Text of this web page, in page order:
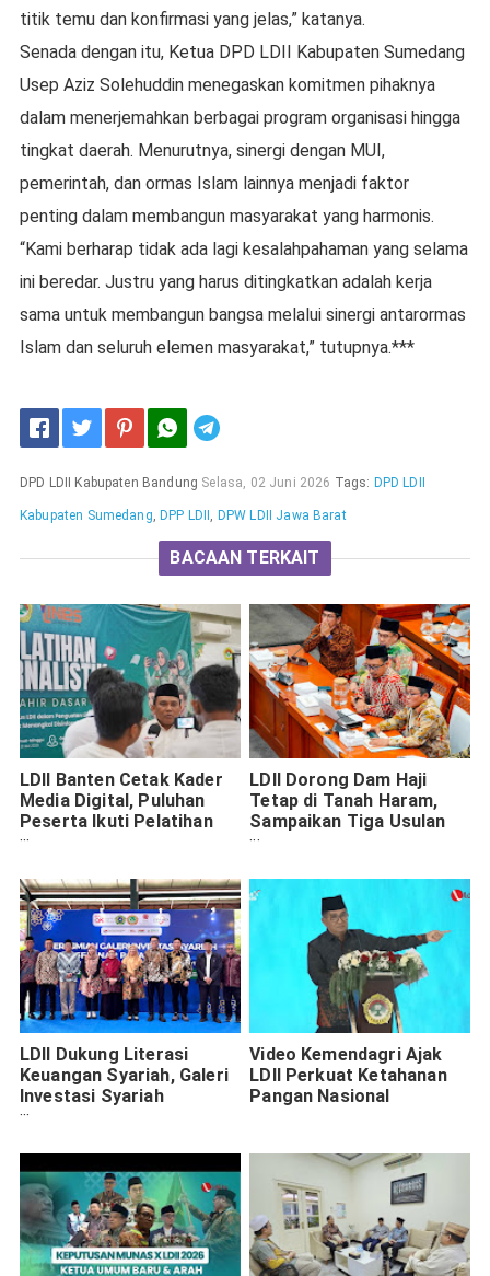
titik temu dan konfirmasi yang jelas,” katanya.
Senada dengan itu, Ketua DPD LDII Kabupaten Sumedang
Usep Aziz Solehuddin menegaskan komitmen pihaknya
dalam menerjemahkan berbagai program organisasi hingga
tingkat daerah. Menurutnya, sinergi dengan MUI,
pemerintah, dan ormas Islam lainnya menjadi faktor
penting dalam membangun masyarakat yang harmonis.
“Kami berharap tidak ada lagi kesalahpahaman yang selama
ini beredar. Justru yang harus ditingkatkan adalah kerja
sama untuk membangun bangsa melalui sinergi antarormas
Islam dan seluruh elemen masyarakat,” tutupnya.***
DPD LDII Kabupaten Bandung Selasa, 02 Juni 2026 Tags: DPD LDII
Kabupaten Sumedang, DPP LDII , DPW LDII Jawa Barat
BACAAN TERKAIT
LDII Banten Cetak Kader
Media Digital, Puluhan
Peserta Ikuti Pelatihan
Jurnalistik Selama Tiga
LDII Dorong Dam Haji
Tetap di Tanah Haram,
Sampaikan Tiga Usulan
Strategis kepada DPR RI
LDII Dukung Literasi
Keuangan Syariah, Galeri
Investasi Syariah
Diresmikan di Pesantren
Video Kemendagri Ajak
LDII Perkuat Ketahanan
Pangan Nasional